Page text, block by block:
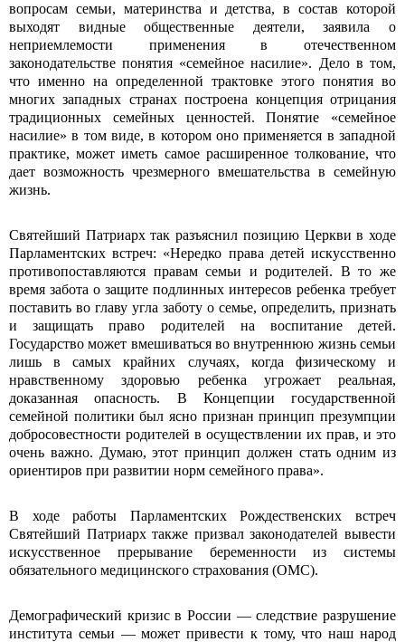
вопросам семьи, материнства и детства, в состав которой
выходят видные общественные деятели, заявила о
неприемлемости применения в отечественном
законодательстве понятия «семейное насилие». Дело в том,
что именно на определенной трактовке этого понятия во
многих западных странах построена концепция отрицания
традиционных семейных ценностей. Понятие «семейное
насилие» в том виде, в котором оно применяется в западной
практике, может иметь самое расширенное толкование, что
дает возможность чрезмерного вмешательства в семейную
жизнь.
Святейший Патриарх так разъяснил позицию Церкви в ходе
Парламентских встреч: «Нередко права детей искусственно
противопоставляются правам семьи и родителей. В то же
время забота о защите подлинных интересов ребенка требует
поставить во главу угла заботу о семье, определить, признать
и защищать право родителей на воспитание детей.
Государство может вмешиваться во внутреннюю жизнь семьи
лишь в самых крайних случаях, когда физическому и
нравственному здоровью ребенка угрожает реальная,
доказанная опасность. В Концепции государственной
семейной политики был ясно признан принцип презумпции
добросовестности родителей в осуществлении их прав, и это
очень важно. Думаю, этот принцип должен стать одним из
ориентиров при развитии норм семейного права».
В ходе работы Парламентских Рождественских встреч
Святейший Патриарх также призвал законодателей вывести
искусственное прерывание беременности из системы
обязательного медицинского страхования (ОМС).
Демографический кризис в России ― следствие разрушение
института семьи ― может привести к тому, что наш народ